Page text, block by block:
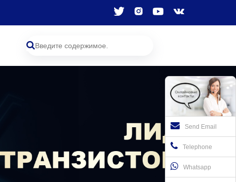
Send Email
Telephone
Whatsapp